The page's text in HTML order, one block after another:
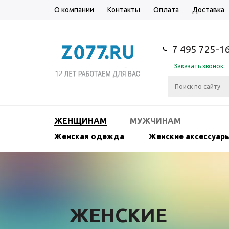
О компании Контакты Оплата Доставка
7 495 725-
Заказать звонок
ЖЕНЩИНАМ МУЖЧИНАМ
Женская одежда Женские
ЖЕНСКИЕ
ЖЕНСКИЕ
ЖЕНСКИЕ